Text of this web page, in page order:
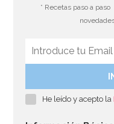
Spray Desmoldante
* Recetas paso a paso
He leído y acepto la